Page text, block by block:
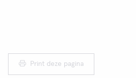
Print deze pagina